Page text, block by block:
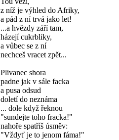
z níž je výhled do Afriky,
a pád z ní trvá jako let!
...a hvězdy září tam,
házejí cukrbliky,
a vůbec se z ní
nechceš vracet zpět...
Plivanec shora
padne jak v sále facka
a pusa odsud
doletí do neznáma
... dole když řeknou
"sundejte toho fracka!"
nahoře spatříš úsměv:
"Vždyť je to jenom fáma!"